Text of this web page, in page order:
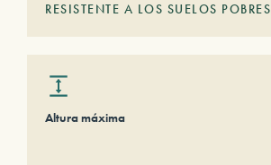
RESISTENTE A LOS SUELOS POBRES
Altura máxima